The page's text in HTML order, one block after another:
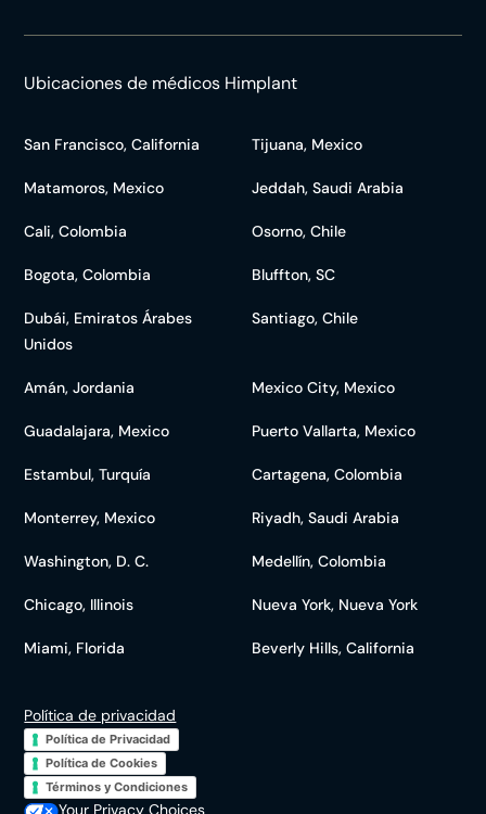
Ubicaciones de médicos Himplant
San Francisco, California Tijuana, Mexico
Matamoros, Mexico Jeddah, Saudi Arabia
Cali, Colombia Osorno, Chile
Bogota, Colombia Bluffton, SC
Dubái, Emiratos Árabes
Unidos
Santiago, Chile
Amán, Jordania Mexico City, Mexico
Guadalajara, Mexico Puerto Vallarta, Mexico
Estambul, Turquía Cartagena, Colombia
Monterrey, Mexico Riyadh, Saudi Arabia
Washington, D. C. Medellín, Colombia
Chicago, Illinois Nueva York, Nueva York
Miami, Florida Beverly Hills, California
Política de privacidad
Política de Privacidad
Política de Cookies
Términos y Condiciones
Your Privacy Choices